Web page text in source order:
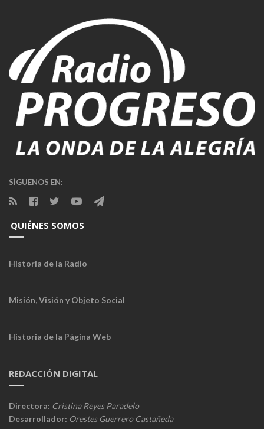
SÍGUENOS EN:
QUIÉNES SOMOS
Historia de la Radio
Misión, Visión y Objeto Social
Historia de la Página Web
REDACCIÓN DIGITAL
Directora: Cristina Reyes Paradelo
Desarrollador: Orestes Guerrero Castañeda